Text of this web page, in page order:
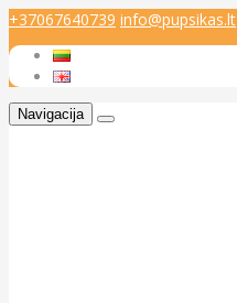
+37067640739 info@pupsikas.lt
Navigacija